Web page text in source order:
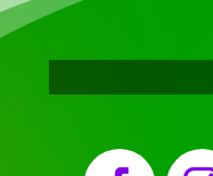
Facebook